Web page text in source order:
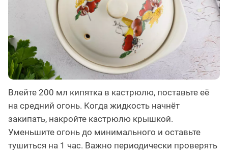
Влейте 200 мл кипятка в кастрюлю, поставьте её
на средний огонь. Когда жидкость начнёт
закипать, накройте кастрюлю крышкой.
Уменьшите огонь до минимального и оставьте
тушиться на 1 час. Важно периодически проверять